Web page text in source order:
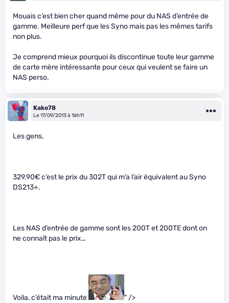
Mouais c’est bien cher quand même pour du NAS d’entrée de
gamme. Meilleure perf que les Syno mais pas les mêmes tarifs
non plus.
Je comprend mieux pourquoi ils discontinue toute leur gamme
de carte mère intéressante pour ceux qui veulent se faire un
NAS perso.
Kako78
Le 17/09/2013 à 16h11
Les gens,
329.90€ c’est le prix du 302T qui m’a l’air équivalent au Syno
DS213+.
Les NAS d’entrée de gamme sont les 200T et 200TE dont on
ne connaît pas le prix…
Voila, c’était ma minute " />